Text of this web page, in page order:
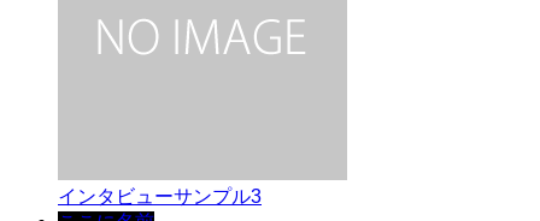
インタビューサンプル3